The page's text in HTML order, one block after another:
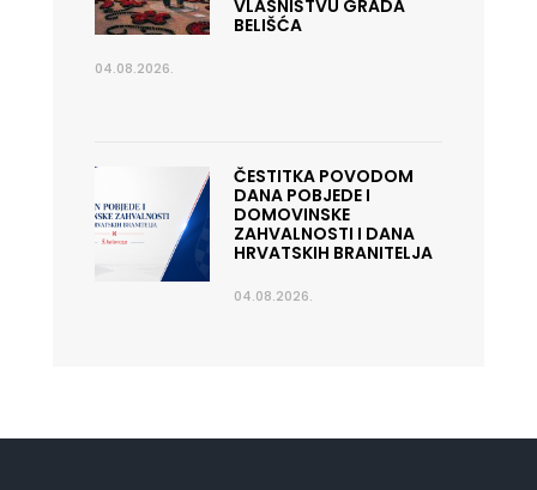
VLASNIŠTVU GRADA
BELIŠĆA
04.08.2026.
ČESTITKA POVODOM
DANA POBJEDE I
DOMOVINSKE
ZAHVALNOSTI I DANA
HRVATSKIH BRANITELJA
04.08.2026.